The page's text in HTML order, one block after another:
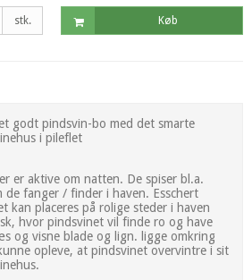
stk. Køb
godt pindsvin-bo med det smarte
i pileflet
er aktive om natten. De spiser bl.a.
de fanger / finder i haven. Esschert
kan placeres på rolige steder i haven
hvor pindsvinet vil finde ro og have
og visne blade og lign. ligge omkring
opleve, at pindsvinet overvintre i sit